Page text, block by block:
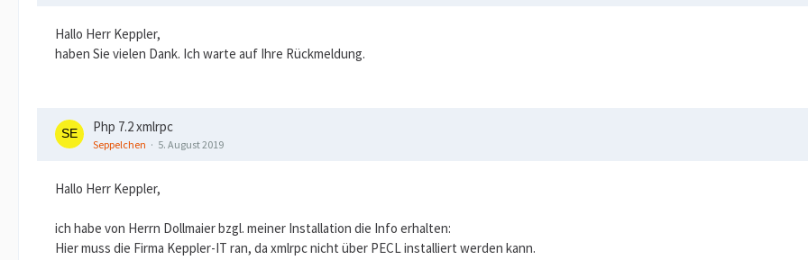
Hallo Herr Keppler,
haben Sie vielen Dank. Ich warte auf Ihre Rückmeldung.
Php 7.2 xmlrpc
Seppelchen 5. August 2019
Hallo Herr Keppler,
ich habe von Herrn Dollmaier bzgl. meiner Installation die Info erhalten:
Hier muss die Firma Keppler-IT ran, da xmlrpc nicht über PECL installiert werden kann.